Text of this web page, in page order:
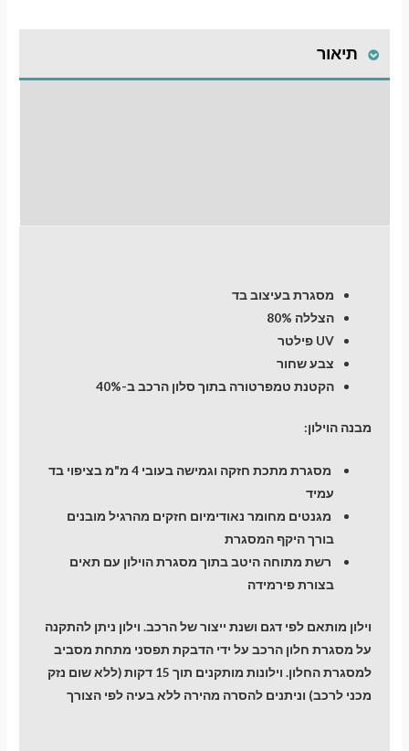
תיאור
מסגרת בעיצוב בד
הצללה 80%
UV פילטר
צבע שחור
הקטנת טמפרטורה בתוך סלון הרכב ב-40%
מבנה הוילון:
מסגרת מתכת חזקה וגמישה בעובי 4 מ"מ בציפוי בד
עמיד
מגנטים מחומר נאודימיום חזקים מהרגיל מובנים
בורך היקף המסגרת
רשת מתוחה היטב בתוך מסגרת הוילון עם תאים
בצורת פירמידה
וילון מותאם לפי דגם ושנת ייצור של הרכב. וילון ניתן להתקנה
על מסגרת חלון הרכב על ידי הדבקת תפסני מתחת מסביב
למסגרת החלון. וילונות מותקנים תוך 15 דקות (ללא שום נזק
מכני לרכב) וניתנים להסרה מהירה ללא בעיה לפי הצורך